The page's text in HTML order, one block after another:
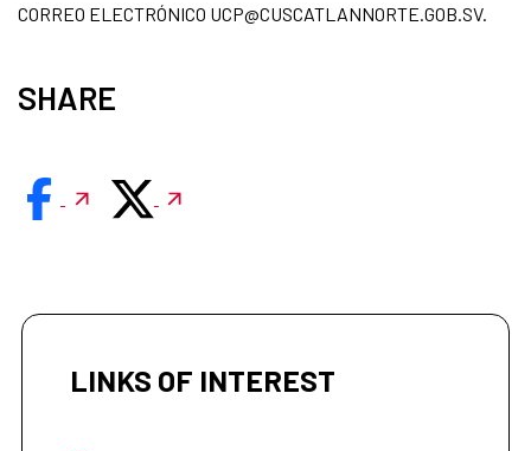
CORREO ELECTRÓNICO UCP@CUSCATLANNORTE.GOB.SV.
SHARE
LINKS OF INTEREST